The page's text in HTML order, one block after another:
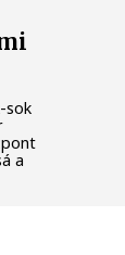
sok
a